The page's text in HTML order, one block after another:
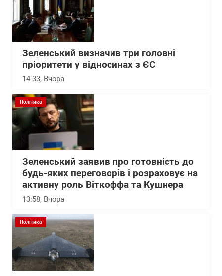
Зеленський визначив три головні
пріоритети у відносинах з ЄС
14:33, Вчора
Політика
Зеленський заявив про готовність до
будь-яких переговорів і розраховує на
активну роль Віткоффа та Кушнера
13:58, Вчора
Політика